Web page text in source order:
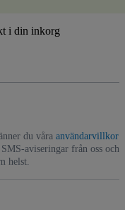
i din inkorg
du våra användarvillkor
aviseringar från oss och
helst.